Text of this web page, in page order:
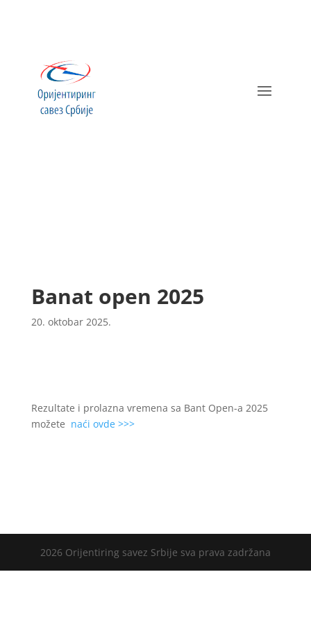
Banat open 2025
20. oktobar 2025.
Rezultate i prolazna vremena sa Bant Open-a 2025
možete naći ovde >>>
2026 Orijentiring savez Srbije sva prava zadržana